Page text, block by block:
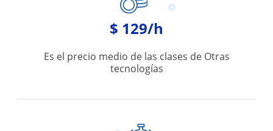
$ 129/h
Es el precio medio de las clases de Otras
tecnologías